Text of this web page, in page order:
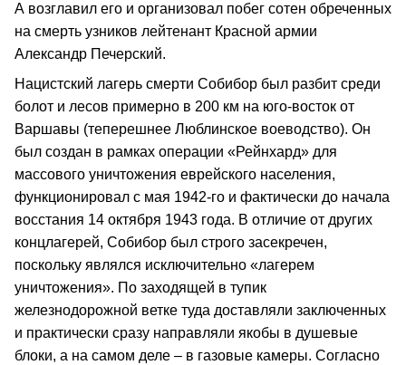
А возглавил его и организовал побег сотен обреченных
на смерть узников лейтенант Красной армии
Александр Печерский.
Нацистский лагерь смерти Собибор был разбит среди
болот и лесов примерно в 200 км на юго-восток от
Варшавы (теперешнее Люблинское воеводство). Он
был создан в рамках операции «Рейнхард» для
массового уничтожения еврейского населения,
функционировал с мая 1942-го и фактически до начала
восстания 14 октября 1943 года. В отличие от других
концлагерей, Собибор был строго засекречен,
поскольку являлся исключительно «лагерем
уничтожения». По заходящей в тупик
железнодорожной ветке туда доставляли заключенных
и практически сразу направляли якобы в душевые
блоки, а на самом деле – в газовые камеры. Согласно